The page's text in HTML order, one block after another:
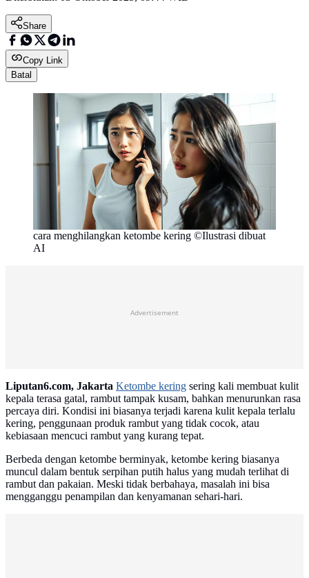
Share
Copy Link
Batal
cara menghilangkan ketombe kering ©Ilustrasi dibuat
AI
Advertisement
Liputan6.com, Jakarta Ketombe kering sering kali membuat kulit
kepala terasa gatal, rambut tampak kusam, bahkan menurunkan rasa
percaya diri. Kondisi ini biasanya terjadi karena kulit kepala terlalu
kering, penggunaan produk rambut yang tidak cocok, atau
kebiasaan mencuci rambut yang kurang tepat.
Berbeda dengan ketombe berminyak, ketombe kering biasanya
muncul dalam bentuk serpihan putih halus yang mudah terlihat di
rambut dan pakaian. Meski tidak berbahaya, masalah ini bisa
mengganggu penampilan dan kenyamanan sehari-hari.